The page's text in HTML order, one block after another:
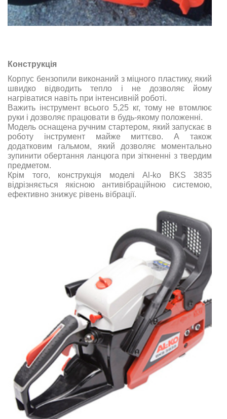
Конструкція
Корпус бензопили виконаний з міцного пластику, який
швидко відводить тепло і не дозволяє йому
нагріватися навіть при інтенсивній роботі.
Важить інструмент всього 5,25 кг, тому не втомлює
руки і дозволяє працювати в будь-якому положенні.
Модель оснащена ручним стартером, який запускає в
роботу інструмент майже миттєво. А також
додатковим гальмом, який дозволяє моментально
зупинити обертання ланцюга при зіткненні з твердим
предметом.
Крім того, конструкція моделі Al-ko BKS 3835
відрізняється якісною антивібраційною системою,
ефективно знижує рівень вібрації.